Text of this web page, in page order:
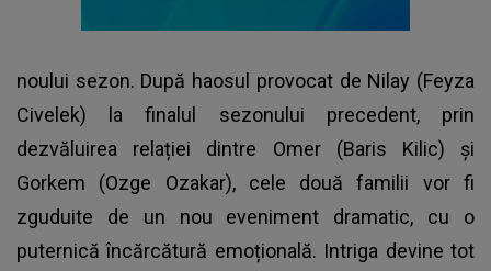
noului sezon. După haosul provocat de Nilay (Feyza
Civelek) la finalul sezonului precedent, prin
dezvăluirea relației dintre Omer (Baris Kilic) și
Gorkem (Ozge Ozakar), cele două familii vor fi
zguduite de un nou eveniment dramatic, cu o
puternică încărcătură emoțională. Intriga devine tot